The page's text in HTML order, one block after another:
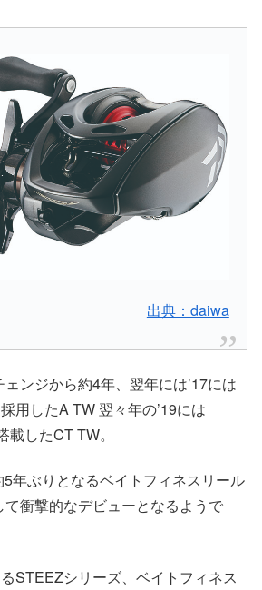
出典：daiwa
ンジから約4年、翌年には’17には
用したA TW 翌々年の’19には
したCT TW。
年ぶりとなるベイトフィネスリール
衝撃的なデビューとなるようで
STEEZシリーズ、ベイトフィネス